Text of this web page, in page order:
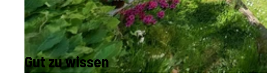
© Jörg Ehrlich | CC-BY-SA
Gut zu wissen